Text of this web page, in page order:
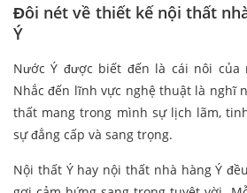
Đôi nét về thiết kế nội thất
Ý
Nước Ý được biết đến là cái nôi của
Nhắc đến lĩnh vực nghệ thuật là nghĩ
thất mang trong mình sự lịch lãm,
sự đẳng cấp và sang trọng.
Nội thất Ý hay nội thất nhà hàng Ý